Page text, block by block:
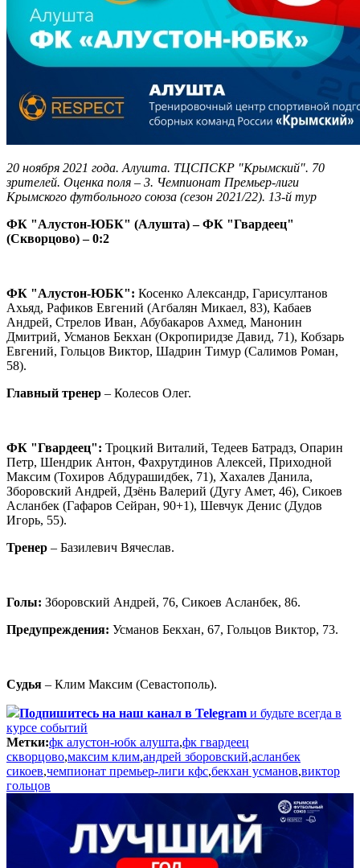
20 ноября 2021 года. Алушта. ТЦСПСКР "Крымский". 70
зрителей. Оценка поля – 3. Чемпионат Премьер-лиги
Крымского футбольного союза (сезон 2021/22). 13-й тур
ФК "Алустон-ЮБК" (Алушта) – ФК "Гвардеец"
(Скворцово) – 0:2
ФК "Алустон-ЮБК": Косенко Александр, Гарисултанов
Ахьяд, Рафиков Евгений (Агбалян Микаел, 83), Кабаев
Андрей, Стрелов Иван, Абубакаров Ахмед, Манонин
Дмитрий, Усманов Бекхан (Окропиридзе Давид, 71), Кобзарь
Евгений, Гольцов Виктор, Шадрин Тимур (Салимов Роман,
58).
Главный тренер – Колесов Олег.
ФК "Гвардеец": Троцкий Виталий, Тедеев Батрадз, Опарин
Петр, Шендрик Антон, Фахрутдинов Алексей, Приходной
Максим (Тохиров Абдурашидбек, 71), Хахалев Данила,
Зборовский Андрей, Дзёнь Валерий (Дугу Амет, 46), Сикоев
Асланбек (Гафаров Сейран, 90+1), Шевчук Денис (Дудов
Игорь, 55).
Тренер – Базилевич Вячеслав.
Голы: Зборовский Андрей, 76, Сикоев Асланбек, 86.
Предупреждения: Усманов Бекхан, 67, Гольцов Виктор, 73.
Судья – Клим Максим (Севастополь).
Подпишитесь на наш канал в Telegram и будьте всегда в
курсе событий
Метки:фк алустон-юбк алушта,фк гвардеец
скворцово,максим клим,андрей зборовский,асланбек
сикоев,чемпионат премьер-лиги кфс,бекхан усманов,виктор
гольцов